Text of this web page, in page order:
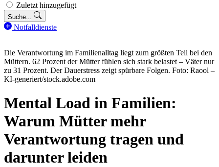
Zuletzt hinzugefügt
Suche...
Notfalldienste
Die Verantwortung im Familienalltag liegt zum größten Teil bei den
Müttern. 62 Prozent der Mütter fühlen sich stark belastet – Väter nur
zu 31 Prozent. Der Dauerstress zeigt spürbare Folgen. Foto: Raool –
KI-generiert/stock.adobe.com
Mental Load in Familien:
Warum Mütter mehr
Verantwortung tragen und
darunter leiden